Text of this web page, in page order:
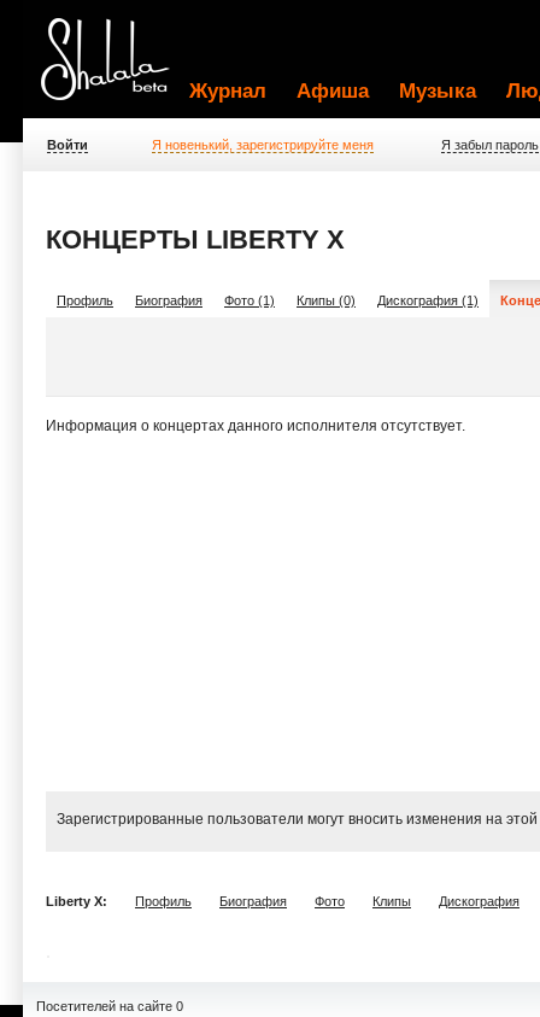
Журнал Афиша Музыка
Войти Я новенький, зарегистрируйте меня Я забыл пароль
КОНЦЕРТЫ LIBERTY X
Профиль Биография Фото (1) Клипы (0) Дискография (1)
Информация о концертах данного исполнителя отсутствует.
Зарегистрированные пользователи могут вносить изменения на
Liberty X: Профиль Биография Фото Клипы Дискография
Посетителей на сайте 0